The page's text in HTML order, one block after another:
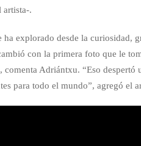
artista-.
explorado desde la curiosidad,
con la primera foto que le
Adriántxu. “Eso despertó
para todo el mundo”, agregó el